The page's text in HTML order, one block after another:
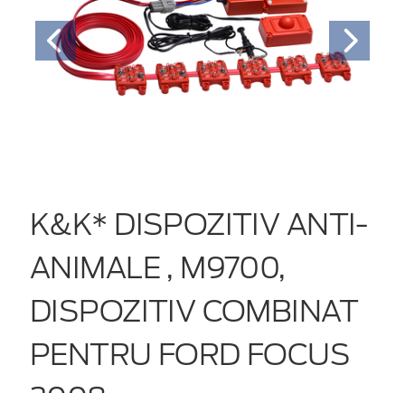
K&K* DISPOZITIV ANTI-
ANIMALE , M9700,
DISPOZITIV COMBINAT
PENTRU FORD FOCUS